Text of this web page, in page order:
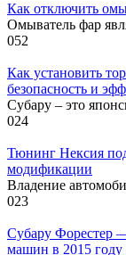
Как отключить
Омыватель фар
052
Как установить
безопасность и
Субару – это
024
Тюнинг Нексия
модификации
Владение
023
Субару Форестер
машин в 2015 году